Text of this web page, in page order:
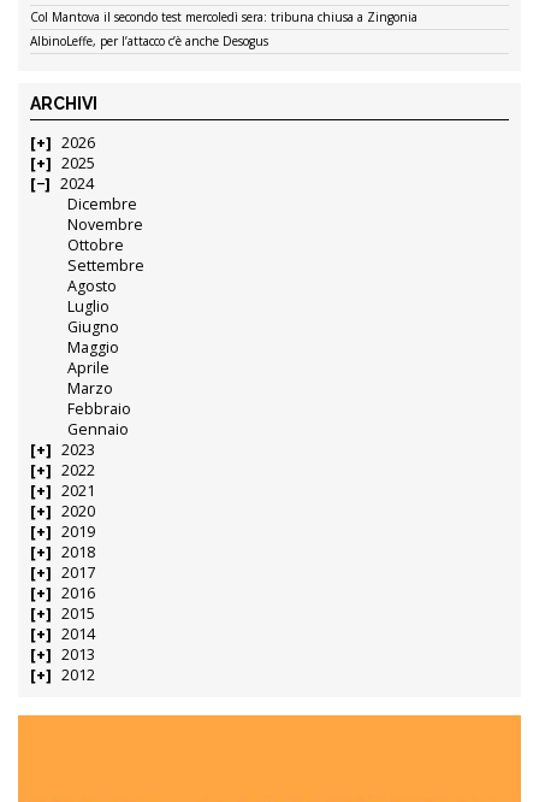
Col Mantova il secondo test mercoledì sera: tribuna chiusa a Zingonia
AlbinoLeffe, per l’attacco c’è anche Desogus
ARCHIVI
2026
2025
2024
Dicembre
Novembre
Ottobre
Settembre
Agosto
Luglio
Giugno
Maggio
Aprile
Marzo
Febbraio
Gennaio
2023
2022
2021
2020
2019
2018
2017
2016
2015
2014
2013
2012